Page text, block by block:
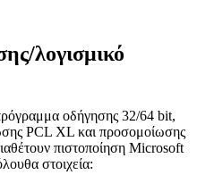
λογισμικό
οδήγησης 32/64 bit,
PCL XL και προσομοίωσης
πιστοποίηση Microsoft
στοιχεία: